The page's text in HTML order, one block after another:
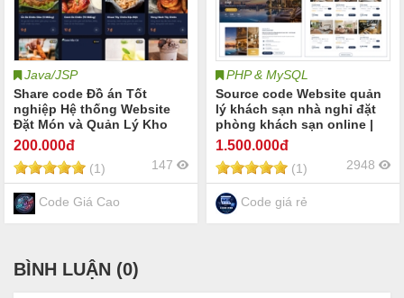
Java/JSP
Share code Đồ án Tốt
nghiệp Hệ thống Website
Đặt Món và Quản Lý Kho
Nguyên Liệu FastFood
200.000đ
(1) 147
Code Giá Cao
PHP & MySQL
Source code Website quản
lý khách sạn nhà nghỉ đặt
phòng khách sạn online |
Booking hotel khách sạn
online quản lý phòng khách
sạn check-in/check-out
Khách sạn Resort Homestay
Villa
1.500.000đ
(1) 2948
Code giá rẻ
BÌNH LUẬN (0)